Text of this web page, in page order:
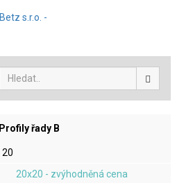
Profily řady B
20
20x20 - zvýhodněná cena